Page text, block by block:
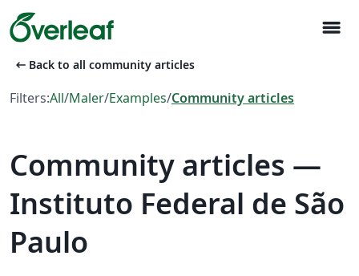
menu
arrow_left_alt Back to all community articles
Filters:All/Maler/Examples/Community articles
Community articles —
Instituto Federal de São
Paulo